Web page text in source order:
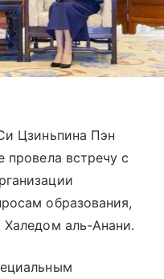
Цзиньпина Пэн
встречу с
образования,
аль-Анани.